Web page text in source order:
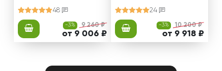
48
-3% 9 260 ₽
от 9 006 ₽
24
-3% 10 200 ₽
от 9 918 ₽